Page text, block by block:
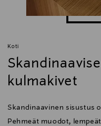
Koti
kulmakivet
Skandinaavinen sisustus
Pehmeät muodot,